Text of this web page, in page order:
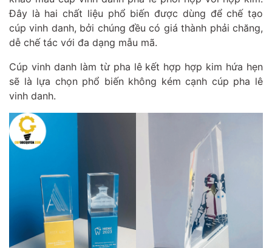
Đây là hai chất liệu phổ biến được dùng để chế tạo
cúp vinh danh, bởi chúng đều có giá thành phải chăng,
dễ chế tác với đa dạng mẫu mã.
Cúp vinh danh làm từ pha lê kết hợp hợp kim hứa hẹn
sẽ là lựa chọn phổ biến không kém cạnh cúp pha lê
vinh danh.